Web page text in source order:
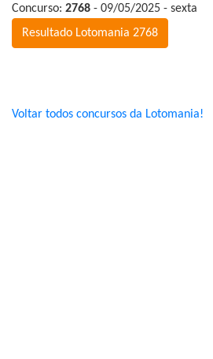
Concurso: 2768 - 09/05/2025 - sexta
Resultado Lotomania 2768
Voltar todos concursos da Lotomania!